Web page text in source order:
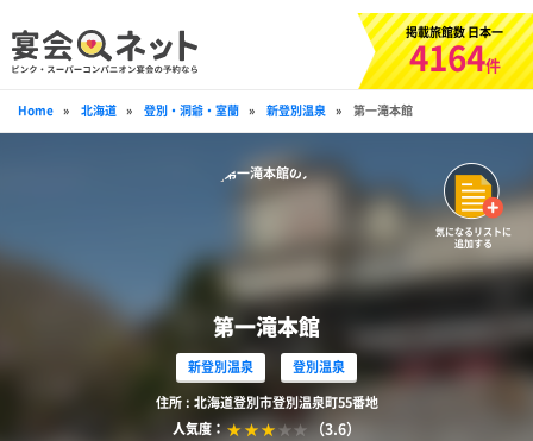
掲載旅館数 日本一
4164件
Home » 北海道 » 登別・洞爺・室蘭 » 新登別温泉 » 第一滝本館
第一滝本館
新登別温泉
登別温泉
住所 : 北海道登別市登別温泉町55番地
人気度：
（3.6）
気になるリストに
追加する